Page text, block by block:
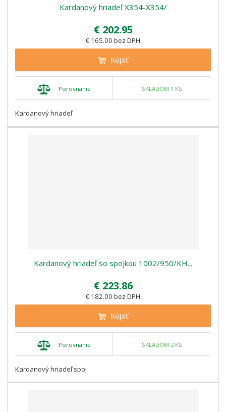
Kardanový hriadeľ X354-X354/
€ 202.95
€ 165.00 bez DPH
Kúpiť
Porovnanie SKLADOM 1 KS
Kardanový hriadeľ
Kardanový hriadeľ so spojkou 1002/950/KH...
€ 223.86
€ 182.00 bez DPH
Kúpiť
Porovnanie SKLADOM 2 KS
Kardanový hriadeľ spoj